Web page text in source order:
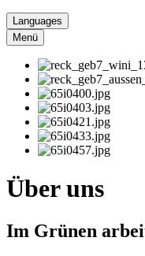
Languages
Menü
Über uns
Im Grünen